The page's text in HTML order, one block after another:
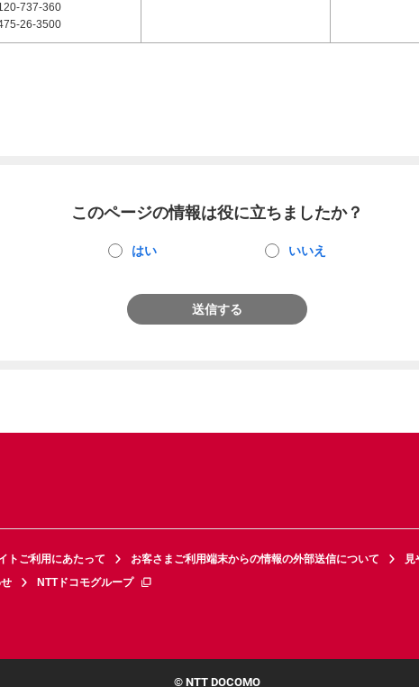
737-360
26-3500
このページの情報は役に立ちましたか？
はい いいえ
送信する
トご利用にあたって お客さまご利用端末からの情報の外部送信について
見
NTTドコモグループ
© NTT DOCOMO